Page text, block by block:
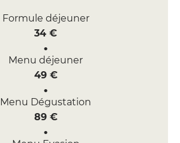
Formule déjeuner
34 €
Menu déjeuner
49 €
Menu Dégustation
89 €